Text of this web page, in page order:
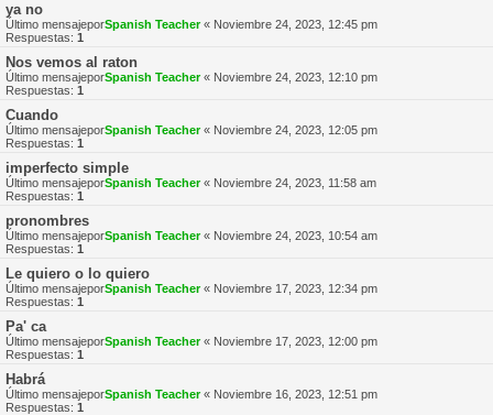
ya no
Último mensajeporSpanish Teacher« Noviembre 24, 2023, 12:45 pm
Respuestas: 1
Nos vemos al raton
Último mensajeporSpanish Teacher« Noviembre 24, 2023, 12:10 pm
Respuestas: 1
Cuando
Último mensajeporSpanish Teacher« Noviembre 24, 2023, 12:05 pm
Respuestas: 1
imperfecto simple
Último mensajeporSpanish Teacher« Noviembre 24, 2023, 11:58 am
Respuestas: 1
pronombres
Último mensajeporSpanish Teacher« Noviembre 24, 2023, 10:54 am
Respuestas: 1
Le quiero o lo quiero
Último mensajeporSpanish Teacher« Noviembre 17, 2023, 12:34 pm
Respuestas: 1
Pa' ca
Último mensajeporSpanish Teacher« Noviembre 17, 2023, 12:00 pm
Respuestas: 1
Habrá
Último mensajeporSpanish Teacher« Noviembre 16, 2023, 12:51 pm
Respuestas: 1